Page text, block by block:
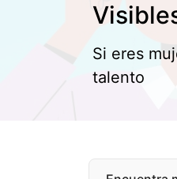
Si eres
talento